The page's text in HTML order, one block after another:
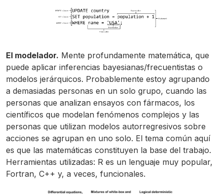
El modelador. Mente profundamente matemática, que
puede aplicar inferencias bayesianas/frecuentistas o
modelos jerárquicos. Probablemente estoy agrupando
a demasiadas personas en un solo grupo, cuando las
personas que analizan ensayos con fármacos, los
científicos que modelan fenómenos complejos y las
personas que utilizan modelos autorregresivos sobre
acciones se agrupan en uno solo. El tema común aquí
es que las matemáticas constituyen la base del trabajo.
Herramientas utilizadas: R es un lenguaje muy popular,
Fortran, C++ y, a veces, funcionales.